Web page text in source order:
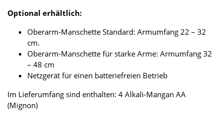
Optional erhältlich:
Oberarm-Manschette Standard: Armumfang 22 – 32
cm.
Oberarm-Manschette für starke Arme: Armumfang 32
– 48 cm
Netzgerät für einen batteriefreien Betrieb
Im Lieferumfang sind enthalten: 4 Alkali-Mangan AA
(Mignon)